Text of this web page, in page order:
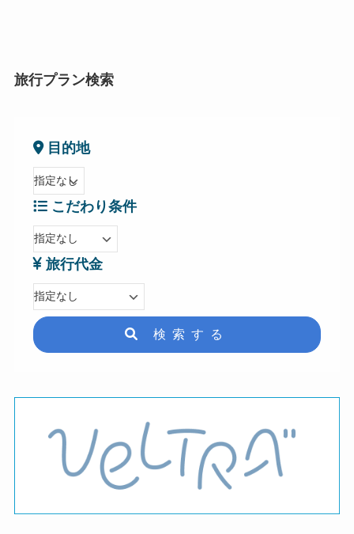
旅行プラン検索
目的地
こだわり条件
旅行代金
検索する